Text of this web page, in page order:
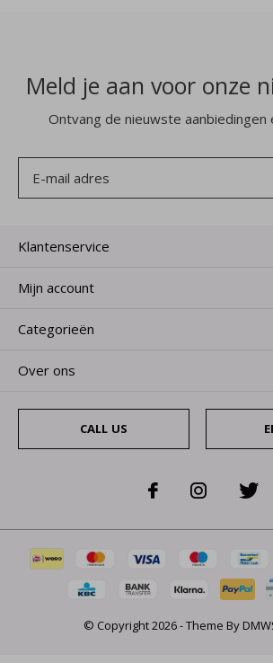
Meld je aan voor onze
Ontvang de nieuwste aanbiedingen
Klantenservice
Mijn account
Categorieën
Over ons
CALL US
© Copyright2026- Theme By